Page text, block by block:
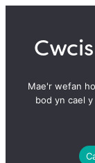
content
Mae'r wefan
bod yn cael